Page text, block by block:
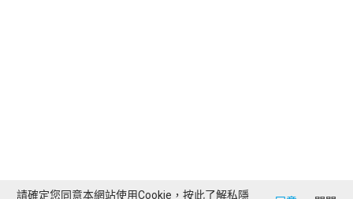
請確定您同意本網站使用Cookie，按此了解私隱